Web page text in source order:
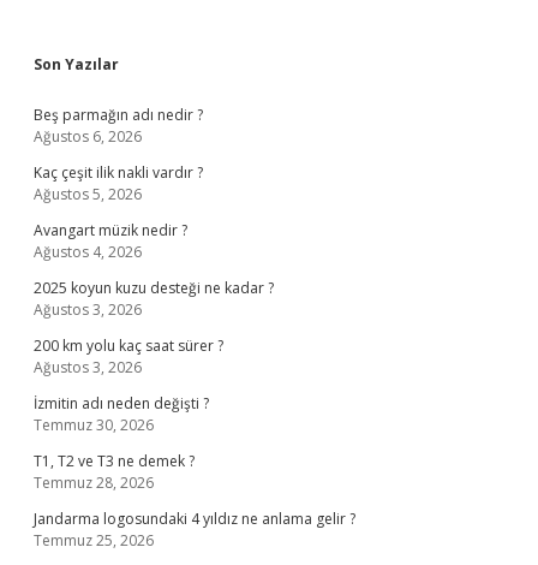
Sidebar
Son Yazılar
Beş parmağın adı nedir ?
Ağustos 6, 2026
Kaç çeşit ilik nakli vardır ?
Ağustos 5, 2026
Avangart müzik nedir ?
Ağustos 4, 2026
2025 koyun kuzu desteği ne kadar ?
Ağustos 3, 2026
200 km yolu kaç saat sürer ?
Ağustos 3, 2026
İzmitin adı neden değişti ?
Temmuz 30, 2026
T1, T2 ve T3 ne demek ?
Temmuz 28, 2026
Jandarma logosundaki 4 yıldız ne anlama gelir ?
Temmuz 25, 2026